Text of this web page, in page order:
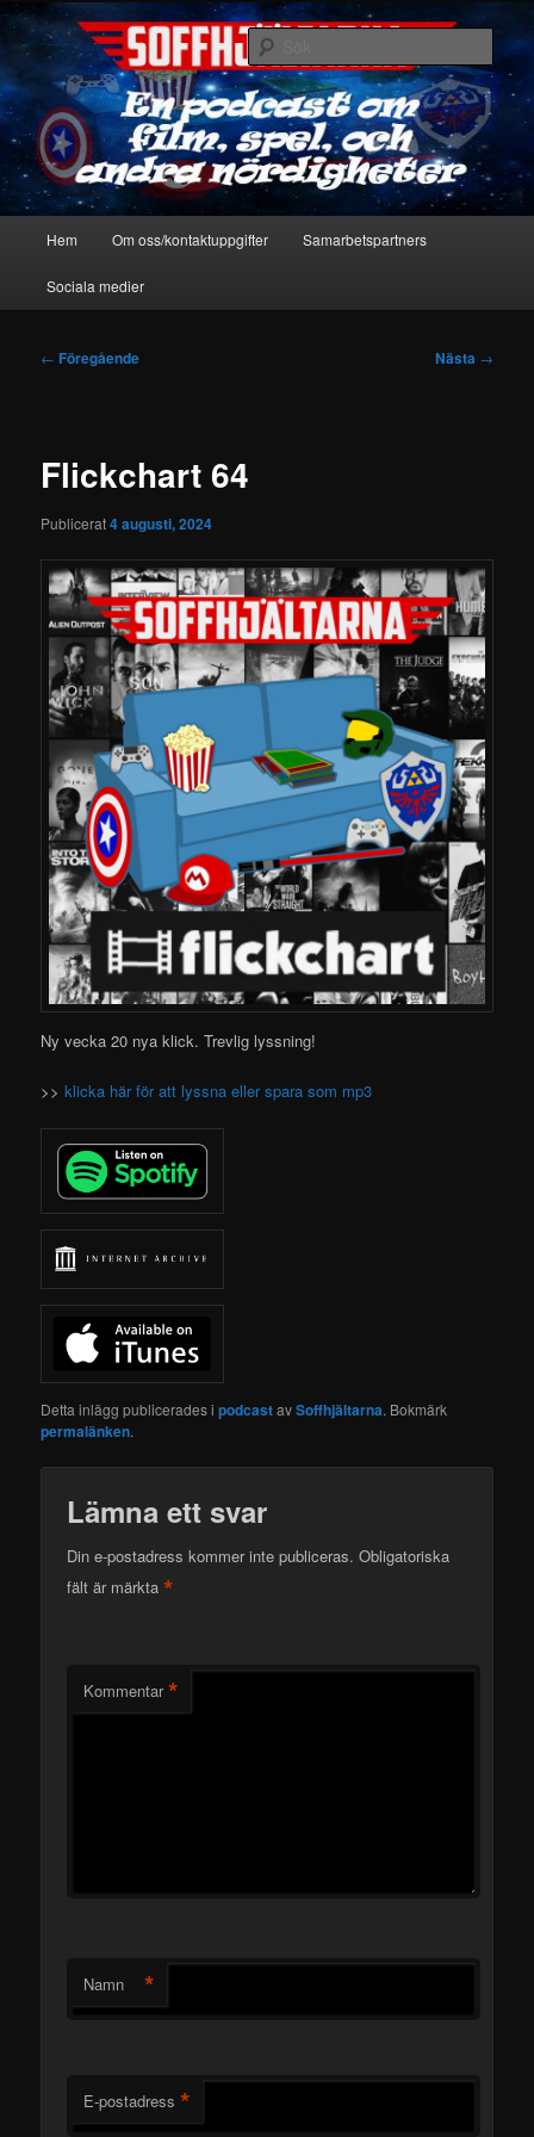
Hoppa
primärt
innehållSoffhjältarna
En podcast om film, spel & andra nördigheter
Sök
Hem Om oss/kontaktuppgifter Samarbetspartners
Sociala medier
Inläggsnavigering
← Föregående Nästa →
Flickchart 64
Publicerat4 augusti, 2024
Ny vecka 20 nya klick. Trevlig lyssning!
>>klicka här för att lyssna eller spara som mp3
Detta inlägg publicerades ipodcastavSoffhjältarna. Bokmärk
permalänken.
Lämna ett svar
Din e-postadress kommer inte publiceras. Obligatoriska
fält är märkta*
Kommentar *
Namn *
E-postadress *